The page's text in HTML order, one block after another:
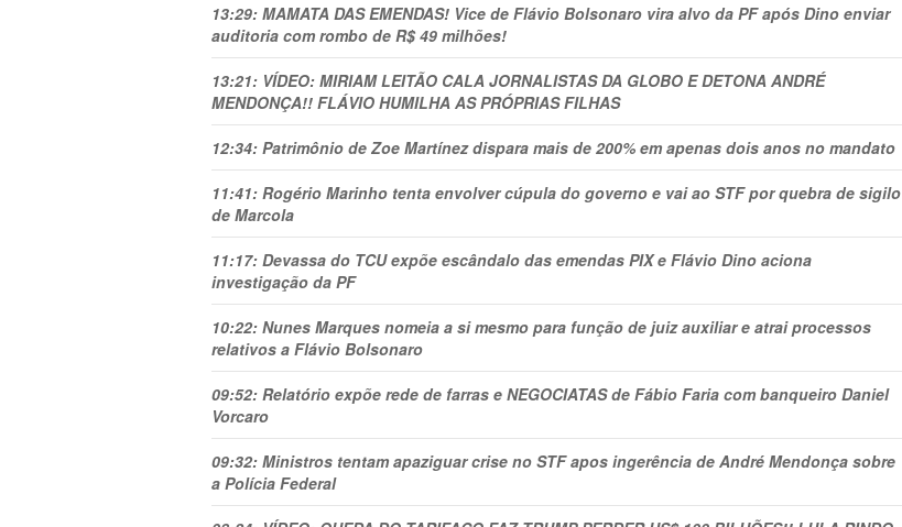
13:29: MAMATA DAS EMENDAS! Vice de Flávio Bolsonaro vira alvo da PF após Dino enviar
auditoria com rombo de R$ 49 milhões!
13:21: VÍDEO: MIRIAM LEITÃO CALA JORNALISTAS DA GLOBO E DETONA ANDRÉ
MENDONÇA!! FLÁVIO HUMILHA AS PRÓPRIAS FILHAS
12:34: Patrimônio de Zoe Martínez dispara mais de 200% em apenas dois anos no mandato
11:41: Rogério Marinho tenta envolver cúpula do governo e vai ao STF por quebra de sigilo
de Marcola
11:17: Devassa do TCU expõe escândalo das emendas PIX e Flávio Dino aciona
investigação da PF
10:22: Nunes Marques nomeia a si mesmo para função de juiz auxiliar e atrai processos
relativos a Flávio Bolsonaro
09:52: Relatório expõe rede de farras e NEGOCIATAS de Fábio Faria com banqueiro Daniel
Vorcaro
09:32: Ministros tentam apaziguar crise no STF apos ingerência de André Mendonça sobre
a Polícia Federal